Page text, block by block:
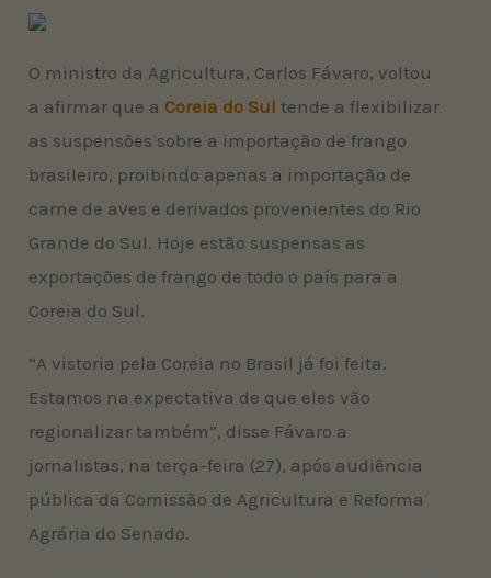
O ministro da Agricultura, Carlos Fávaro, voltou
a afirmar que a Coreia do Sul tende a flexibilizar
as suspensões sobre a importação de frango
brasileiro, proibindo apenas a importação de
carne de aves e derivados provenientes do Rio
Grande do Sul. Hoje estão suspensas as
exportações de frango de todo o país para a
Coreia do Sul.
“A vistoria pela Coreia no Brasil já foi feita.
Estamos na expectativa de que eles vão
regionalizar também”, disse Fávaro a
jornalistas, na terça-feira (27), após audiência
pública da Comissão de Agricultura e Reforma
Agrária do Senado.